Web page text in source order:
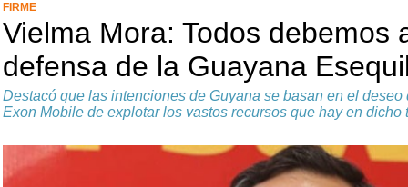
FIRME
Vielma Mora: Todos debemos
defensa de la Guayana
Destacó que las intenciones de Guyana se basan en el
Exon Mobile de explotar los vastos recursos que hay en dicho